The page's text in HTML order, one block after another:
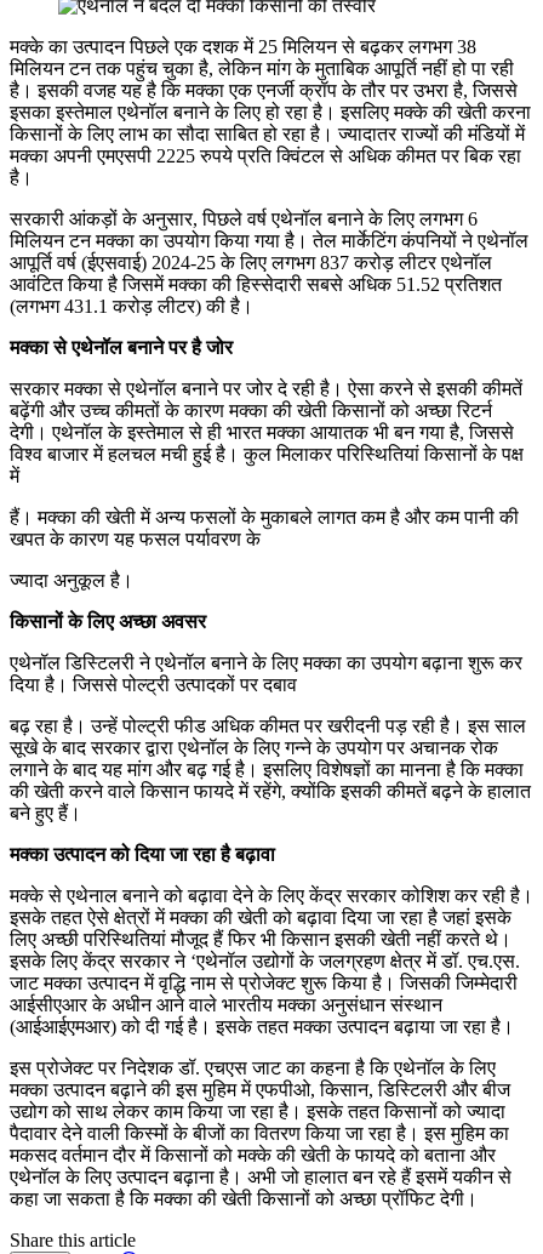
मक्के का उत्पादन पिछले एक दशक में 25 मिलियन से बढ़कर लगभग 38
मिलियन टन तक पहुंच चुका है, लेकिन मांग के मुताबिक आपूर्ति नहीं हो पा रही
है। इसकी वजह यह है कि मक्का एक एनर्जी क्रॉप के तौर पर उभरा है, जिससे
इसका इस्तेमाल एथेनॉल बनाने के लिए हो रहा है। इसलिए मक्के की खेती करना
किसानों के लिए लाभ का सौदा साबित हो रहा है। ज्यादातर राज्यों की मंडियों में
मक्का अपनी एमएसपी 2225 रुपये प्रति क्विंटल से अधिक कीमत पर बिक रहा
है।
सरकारी आंकड़ों के अनुसार, पिछले वर्ष एथेनॉल बनाने के लिए लगभग 6
मिलियन टन मक्का का उपयोग किया गया है। तेल मार्केटिंग कंपनियों ने एथेनॉल
आपूर्ति वर्ष (ईएसवाई) 2024-25 के लिए लगभग 837 करोड़ लीटर एथेनॉल
आवंटित किया है जिसमें मक्का की हिस्सेदारी सबसे अधिक 51.52 प्रतिशत
(लगभग 431.1 करोड़ लीटर) की है।
मक्का से एथेनॉल बनाने पर है जोर
सरकार मक्का से एथेनॉल बनाने पर जोर दे रही है। ऐसा करने से इसकी कीमतें
बढ़ेंगी और उच्च कीमतों के कारण मक्का की खेती किसानों को अच्छा रिटर्न
देगी। एथेनॉल के इस्तेमाल से ही भारत मक्का आयातक भी बन गया है, जिससे
विश्व बाजार में हलचल मची हुई है। कुल मिलाकर परिस्थितियां किसानों के पक्ष
में
हैं। मक्का की खेती में अन्य फसलों के मुकाबले लागत कम है और कम पानी की
खपत के कारण यह फसल पर्यावरण के
ज्यादा अनुकूल है।
किसानों के लिए अच्छा अवसर
एथेनॉल डिस्टिलरी ने एथेनॉल बनाने के लिए मक्का का उपयोग बढ़ाना शुरू कर
दिया है। जिससे पोल्ट्री उत्पादकों पर दबाव
बढ़ रहा है। उन्हें पोल्ट्री फीड अधिक कीमत पर खरीदनी पड़ रही है। इस साल
सूखे के बाद सरकार द्वारा एथेनॉल के लिए गन्ने के उपयोग पर अचानक रोक
लगाने के बाद यह मांग और बढ़ गई है। इसलिए विशेषज्ञों का मानना है कि मक्का
की खेती करने वाले किसान फायदे में रहेंगे, क्योंकि इसकी कीमतें बढ़ने के हालात
बने हुए हैं।
मक्का उत्पादन को दिया जा रहा है बढ़ावा
मक्के से एथेनाल बनाने को बढ़ावा देने के लिए केंद्र सरकार कोशिश कर रही है।
इसके तहत ऐसे क्षेत्रों में मक्का की खेती को बढ़ावा दिया जा रहा है जहां इसके
लिए अच्छी परिस्थितियां मौजूद हैं फिर भी किसान इसकी खेती नहीं करते थे।
इसके लिए केंद्र सरकार ने ‘एथेनॉल उद्योगों के जलग्रहण क्षेत्र में डॉ. एच.एस.
जाट मक्का उत्पादन में वृद्धि नाम से प्रोजेक्ट शुरू किया है। जिसकी जिम्मेदारी
आईसीएआर के अधीन आने वाले भारतीय मक्का अनुसंधान संस्थान
(आईआईएमआर) को दी गई है। इसके तहत मक्का उत्पादन बढ़ाया जा रहा है।
इस प्रोजेक्ट पर निदेशक डॉ. एचएस जाट का कहना है कि एथेनॉल के लिए
मक्का उत्पादन बढ़ाने की इस मुहिम में एफपीओ, किसान, डिस्टिलरी और बीज
उद्योग को साथ लेकर काम किया जा रहा है। इसके तहत किसानों को ज्यादा
पैदावार देने वाली किस्मों के बीजों का वितरण किया जा रहा है। इस मुहिम का
मकसद वर्तमान दौर में किसानों को मक्के की खेती के फायदे को बताना और
एथेनॉल के लिए उत्पादन बढ़ाना है। अभी जो हालात बन रहे हैं इसमें यकीन से
कहा जा सकता है कि मक्का की खेती किसानों को अच्छा प्रॉफिट देगी।
Share this article